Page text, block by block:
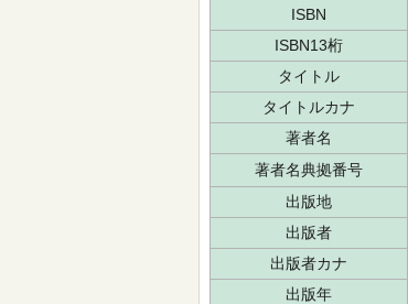
ISBN
ISBN13桁
タイトル
タイトルカナ
著者名
著者名典拠番号
出版地
出版者
出版者カナ
出版年